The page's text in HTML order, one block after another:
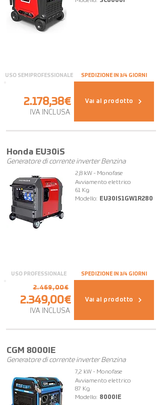
USO SEMIPROFESSIONALE SPEDIZIONE IN 3/4 GIORNI
2.178,38€
IVA INCLUSA
Vai al prodotto
Honda EU30iS
Generatore di corrente inverter Benzina
USO PROFESSIONALE
2,8 kW - Monofase
Avviamento elettrico
61 Kg
Modello:
EU30IS1GW1R280
SPEDIZIONE IN 3/4 GIORNI
2.349,00€
2.469,00€
IVA INCLUSA
Vai al prodotto
CGM 8000IE
Generatore di corrente inverter Benzina
7,2 kW - Monofase
Avviamento elettrico
87 Kg
Modello: 8000IE